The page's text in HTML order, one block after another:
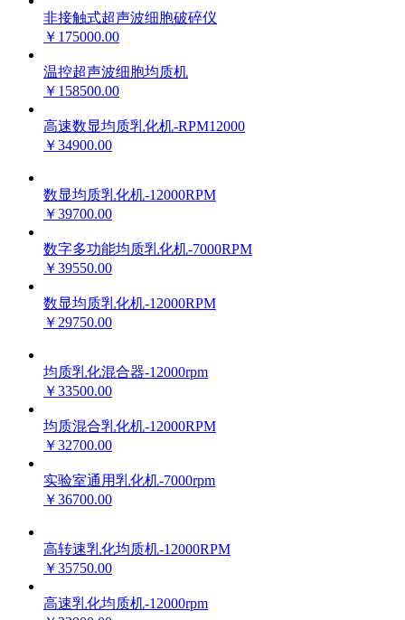
非接触式超声波细胞破碎仪
￥175000.00
温控超声波细胞均质机
￥158500.00
高速数显均质乳化机-RPM12000
￥34900.00
数显均质乳化机-12000RPM
￥39700.00
数字多功能均质乳化机-7000RPM
￥39550.00
数显均质乳化机-12000RPM
￥29750.00
均质乳化混合器-12000rpm
￥33500.00
均质混合乳化机-12000RPM
￥32700.00
实验室通用乳化机-7000rpm
￥36700.00
高转速乳化均质机-12000RPM
￥35750.00
高速乳化均质机-12000rpm